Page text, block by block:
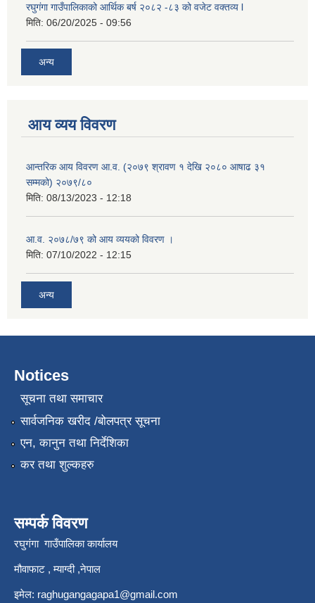
रघुगंगा गाउँपालिकाको आर्थिक बर्ष २०८२ -८३ को वजेट वक्तव्य l
मिति: 06/20/2025 - 09:56
अन्य
आय व्यय विवरण
आन्तरिक आय विवरण आ.व. (२०७९ श्रावण १ देखि २०८० आषाढ ३१
सम्मको) २०७९/८०
मिति: 08/13/2023 - 12:18
आ.व. २०७८/७९ को आय व्ययको विवरण ।
मिति: 07/10/2022 - 12:15
अन्य
Notices
सूचना तथा समाचार
सार्वजनिक खरीद /बोलपत्र सूचना
एन, कानुन तथा निर्देशिका
कर तथा शुल्कहरु
सम्पर्क विवरण
रघुगंगा गाउँपालिका कार्यालय
मौवाफाट , म्याग्दी ,नेपाल
इमेल: raghugangagapa1@gmail.com